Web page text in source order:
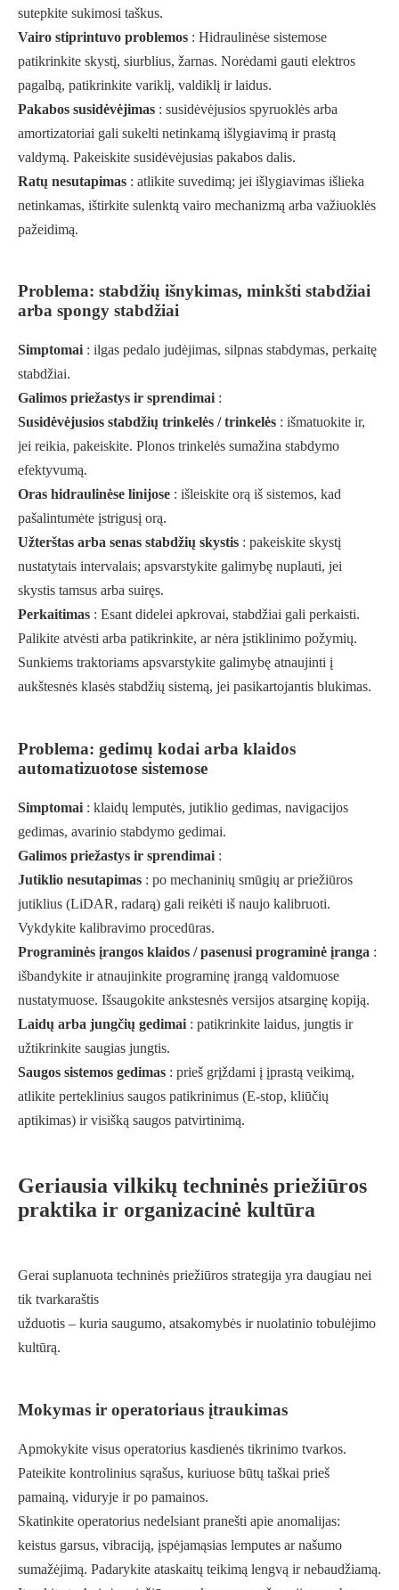
sutepkite sukimosi taškus.
Vairo stiprintuvo problemos : Hidraulinėse sistemose
patikrinkite skystį, siurblius, žarnas. Norėdami gauti elektros
pagalbą, patikrinkite variklį, valdiklį ir laidus.
Pakabos susidėvėjimas : susidėvėjusios spyruoklės arba
amortizatoriai gali sukelti netinkamą išlygiavimą ir prastą
valdymą. Pakeiskite susidėvėjusias pakabos dalis.
Ratų nesutapimas : atlikite suvedimą; jei išlygiavimas išlieka
netinkamas, ištirkite sulenktą vairo mechanizmą arba važiuoklės
pažeidimą.
Problema: stabdžių išnykimas, minkšti stabdžiai
arba spongy stabdžiai
Simptomai : ilgas pedalo judėjimas, silpnas stabdymas, perkaitę
stabdžiai.
Galimos priežastys ir sprendimai :
Susidėvėjusios stabdžių trinkelės / trinkelės : išmatuokite ir,
jei reikia, pakeiskite. Plonos trinkelės sumažina stabdymo
efektyvumą.
Oras hidraulinėse linijose : išleiskite orą iš sistemos, kad
pašalintumėte įstrigusį orą.
Užterštas arba senas stabdžių skystis : pakeiskite skystį
nustatytais intervalais; apsvarstykite galimybę nuplauti, jei
skystis tamsus arba suiręs.
Perkaitimas : Esant didelei apkrovai, stabdžiai gali perkaisti.
Palikite atvėsti arba patikrinkite, ar nėra įstiklinimo požymių.
Sunkiems traktoriams apsvarstykite galimybę atnaujinti į
aukštesnės klasės stabdžių sistemą, jei pasikartojantis blukimas.
Problema: gedimų kodai arba klaidos
automatizuotose sistemose
Simptomai : klaidų lemputės, jutiklio gedimas, navigacijos
gedimas, avarinio stabdymo gedimai.
Galimos priežastys ir sprendimai :
Jutiklio nesutapimas : po mechaninių smūgių ar priežiūros
jutiklius (LiDAR, radarą) gali reikėti iš naujo kalibruoti.
Vykdykite kalibravimo procedūras.
Programinės įrangos klaidos / pasenusi programinė įranga :
išbandykite ir atnaujinkite programinę įrangą valdomuose
nustatymuose. Išsaugokite ankstesnės versijos atsarginę kopiją.
Laidų arba jungčių gedimai : patikrinkite laidus, jungtis ir
užtikrinkite saugias jungtis.
Saugos sistemos gedimas : prieš grįždami į įprastą veikimą,
atlikite perteklinius saugos patikrinimus (E-stop, kliūčių
aptikimas) ir visišką saugos patvirtinimą.
Geriausia vilkikų techninės priežiūros
praktika ir organizacinė kultūra
Gerai suplanuota techninės priežiūros strategija yra daugiau nei
tik tvarkaraštis
užduotis – kuria saugumo, atsakomybės ir nuolatinio tobulėjimo
kultūrą.
Mokymas ir operatoriaus įtraukimas
Apmokykite visus operatorius kasdienės tikrinimo tvarkos.
Pateikite kontrolinius sąrašus, kuriuose būtų taškai prieš
pamainą, viduryje ir po pamainos.
Skatinkite operatorius nedelsiant pranešti apie anomalijas:
keistus garsus, vibraciją, įspėjamąsias lemputes ar našumo
sumažėjimą. Padarykite ataskaitų teikimą lengvą ir nebaudžiamą.